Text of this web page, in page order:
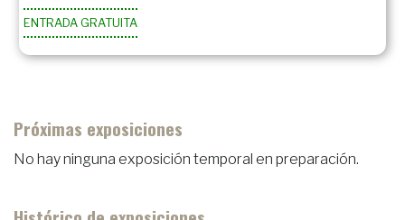
ENTRADA GRATUITA
Próximas exposiciones
No hay ninguna exposición temporal en preparación.